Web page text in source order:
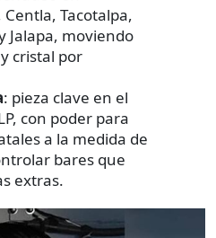
Tacotalpa,
Jalapa, moviendo
cristal por
: pieza clave en el
con poder para
a la medida de
bares que
extras.